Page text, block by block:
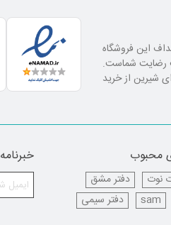
این فروشگاه
رضایت شماست.
شیرین از خرید
محبوب
نوت
دفتر مشق
sam
دفتر سیمی
خبرنامه